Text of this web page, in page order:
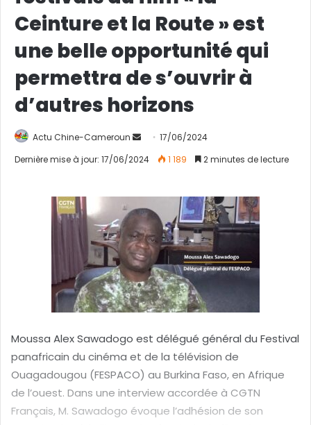
Ceinture et la Route » est
une belle opportunité qui
permettra de s’ouvrir à
d’autres horizons
Actu Chine-Cameroun
n
e
r
u
n
c
o
r
i
17/06/2024
Dernière mise à jour: 17/06/2024
1 189 2 minutes de lecture
Moussa Alex Sawadogo est délégué général du Festival
panafricain du cinéma et de la télévision de
Ouagadougou (FESPACO) au Burkina Faso, en Afrique
de l’ouest. Dans une interview accordée à CGTN
Français, M. Sawadogo évoque l’adhésion de son